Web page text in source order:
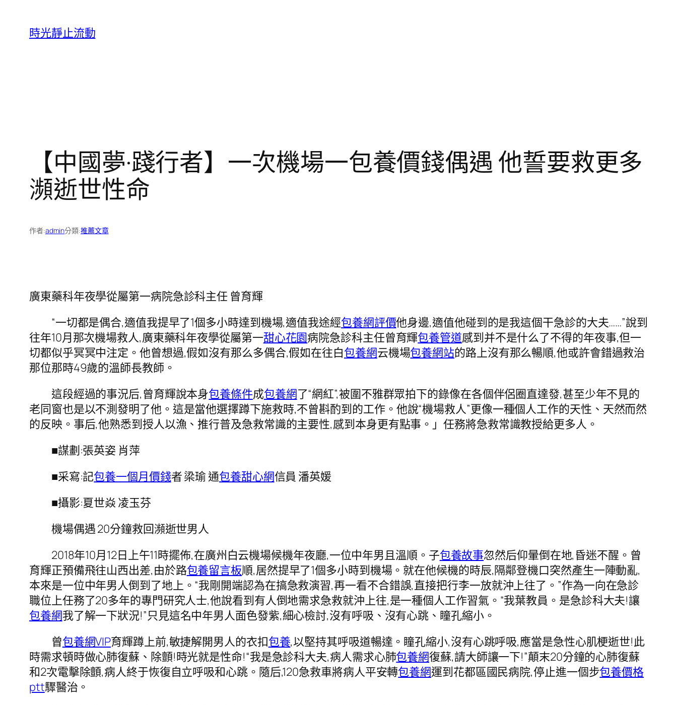
時光靜止流動
【中國夢·踐行者】一次機場一包養價錢偶遇 他誓要救更多
瀕逝世性命
作者:admin分類:推薦文章
廣東藥科年夜學從屬第一病院急診科主任 曾育輝
“一切都是偶合,適值我提早了1個多小時達到機場,適值我途經包養網評價他身邊,適值他碰到的是我這個干急診的大夫……”說到
往年10月那次機場救人,廣東藥科年夜學從屬第一甜心花園病院急診科主任曾育輝包養管道感到并不是什么了不得的年夜事,但一
切都似乎冥冥中注定。他曾想過,假如沒有那么多偶合,假如在往白包養網云機場包養網站的路上沒有那么暢順,他或許會錯過救治
那位那時49歲的溫師長教師。
這段經過的事況后,曾育輝說本身包養條件成包養網了“網紅”,被圍不雅群眾拍下的錄像在各個伴侶圈直達發,甚至少年不見的
老同窗也是以不測發明了他。這是當他選擇蹲下施救時,不曾斟酌到的工作。他說“機場救人”更像一種個人工作的天性、天然而然
的反映。事后,他熟悉到授人以漁、推行普及急救常識的主要性,感到本身更有點事。」任務將急救常識教授給更多人。
■謀劃:張英姿 肖萍
■采寫:記包養一個月價錢者 梁瑜 通包養甜心網信員 潘英媛
■攝影:夏世焱 凌玉芬
機場偶遇 20分鐘救回瀕逝世男人
2018年10月12日上午11時擺佈,在廣州白云機場候機年夜廳,一位中年男且溫順。子包養故事忽然后仰暈倒在地,昏迷不醒。曾
育輝正預備飛往山西出差,由於路包養留言板順,居然提早了1個多小時到機場。就在他候機的時辰,隔鄰登機口突然產生一陣動亂,
本來是一位中年男人倒到了地上。“我剛開端認為在搞急救演習,再一看不合錯誤,直接把行李一放就沖上往了。”作為一向在急診
職位上任務了20多年的專門研究人士,他說看到有人倒地需求急救就沖上往,是一種個人工作習氣。“我葉教員。是急診科大夫!讓
包養網我了解一下狀況!”只見這名中年男人面色發紫,細心檢討,沒有呼吸、沒有心跳、瞳孔縮小。
曾包養網VIP育輝蹲上前,敏捷解開男人的衣扣包養,以堅持其呼吸道暢達。瞳孔縮小,沒有心跳呼吸,應當是急性心肌梗逝世!此
時需求頓時做心肺復蘇、除顫!時光就是性命!“我是急診科大夫,病人需求心肺包養網復蘇,請大師讓一下!”顛末20分鐘的心肺復蘇
和2次電擊除顫,病人終于恢復自立呼吸和心跳。隨后,120急救車將病人平安轉包養網運到花都區國民病院,停止進一個步包養價格
ptt驟醫治。